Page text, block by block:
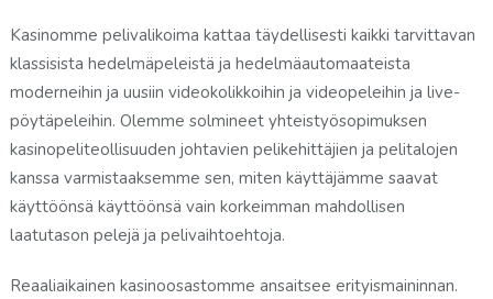
Kasinomme pelivalikoima kattaa täydellisesti kaikki tarvittavan
klassisista hedelmäpeleistä ja hedelmäautomaateista
moderneihin ja uusiin videokolikkoihin ja videopeleihin ja live-
pöytäpeleihin. Olemme solmineet yhteistyösopimuksen
kasinopeliteollisuuden johtavien pelikehittäjien ja pelitalojen
kanssa varmistaaksemme sen, miten käyttäjämme saavat
käyttöönsä käyttöönsä vain korkeimman mahdollisen
laatutason pelejä ja pelivaihtoehtoja.
Reaaliaikainen kasinoosastomme ansaitsee erityismaininnan.